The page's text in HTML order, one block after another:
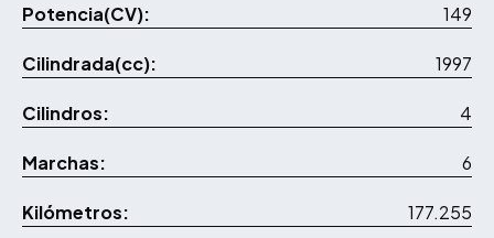
Potencia(CV): 149
Cilindrada(cc): 1997
Cilindros: 4
Marchas: 6
Kilómetros: 177.255